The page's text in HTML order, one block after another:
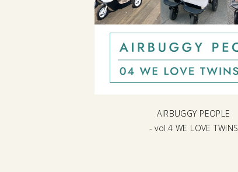
AIRBUGGY PEOPLE
- vol.4 WE LOVE TWINS